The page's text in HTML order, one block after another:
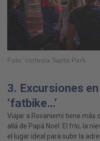
Foto: cortesía Santa Park
3. Excursiones
‘fatbike…’
Viajar a Rovaniemi tiene más
allá de Papá Noel. El frío, la
el lugar ideal para subir la